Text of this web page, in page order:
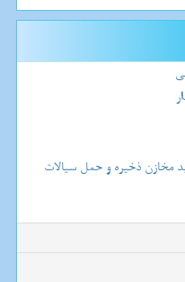
مخازن ذخیره و حمل سیالات